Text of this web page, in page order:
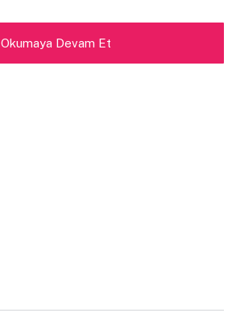
Okumaya Devam Et